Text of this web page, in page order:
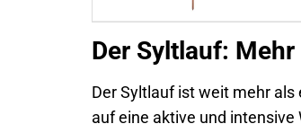
Der Syltlauf:
Der Syltlauf ist weit mehr
auf eine aktive und